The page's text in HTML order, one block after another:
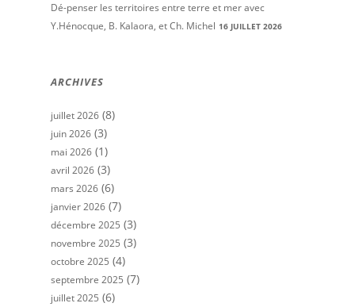
Dé-penser les territoires entre terre et mer avec
Y.Hénocque, B. Kalaora, et Ch. Michel 16 JUILLET 2026
ARCHIVES
juillet 2026 (8)
juin 2026 (3)
mai 2026 (1)
avril 2026 (3)
mars 2026 (6)
janvier 2026 (7)
décembre 2025 (3)
novembre 2025 (3)
octobre 2025 (4)
septembre 2025 (7)
juillet 2025 (6)